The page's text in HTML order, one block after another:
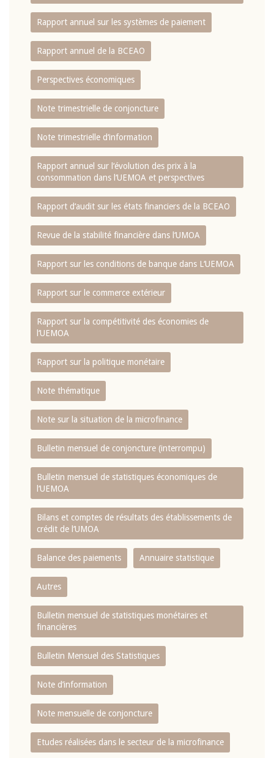
Rapport annuel sur les systèmes de paiement
Rapport annuel de la BCEAO
Perspectives économiques
Note trimestrielle de conjoncture
Note trimestrielle d‘information
Rapport annuel sur l‘évolution des prix à la
consommation dans l‘UEMOA et perspectives
Rapport d‘audit sur les états financiers de la BCEAO
Revue de la stabilité financière dans l‘UMOA
Rapport sur les conditions de banque dans L‘UEMOA
Rapport sur le commerce extérieur
Rapport sur la compétitivité des économies de
l‘UEMOA
Rapport sur la politique monétaire
Note thématique
Note sur la situation de la microfinance
Bulletin mensuel de conjoncture (interrompu)
Bulletin mensuel de statistiques économiques de
l‘UEMOA
Bilans et comptes de résultats des établissements de
crédit de l‘UMOA
Balance des paiements Annuaire statistique
Autres
Bulletin mensuel de statistiques monétaires et
financières
Bulletin Mensuel des Statistiques
Note d’information
Note mensuelle de conjoncture
Etudes réalisées dans le secteur de la microfinance